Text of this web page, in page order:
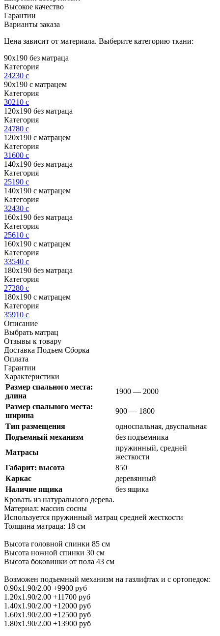
Высокое качество
Гарантии
Варианты заказа
Цена зависит от материала. Выберите категорию ткани:
90х190 без матраца
Категория
24230 c
90х190 с матрацем
Категория
30210 c
120х190 без матраца
Категория
24780 c
120х190 с матрацем
Категория
31600 c
140х190 без матраца
Категория
25190 c
140х190 с матрацем
Категория
32430 c
160х190 без матраца
Категория
25610 c
160х190 с матрацем
Категория
33540 c
180х190 без матраца
Категория
27280 c
180х190 с матрацем
Категория
35910 c
Описание
Выбрать матрац
Отзывы к товару
Доставка Подъем Сборка
Оплата
Гарантии
Характеристики
Размер спального места:
длина
1900 — 2000
Размер спального места:
ширина
900 — 1800
Тип размещения
односпальная, двуспальная
Подъемный механизм
без подъемника
Матрасы
пружинный, средней
жесткости
Габарит: высота
850
Каркас
деревянный
Наличие ящика
без ящика
Кровать из натурального дерева.
Материал: массив сосны
Используется пружинный матрац средней жесткости
Толщина матраца: 18 см
Высота головной спинки 85 см
Высота ножной спинки 30 см
Высота боковинки от пола 43 см
Возможен подъемный механизм на газлифтах и с ортопедом:
0.90х1.90/2.00 +9900 руб
1.20х1.90/2.00 +11700 руб
1.40х1.90/2.00 +12000 руб
1.60х1.90/2.00 +12500 руб
1.80х1.90/2.00 +13900 руб